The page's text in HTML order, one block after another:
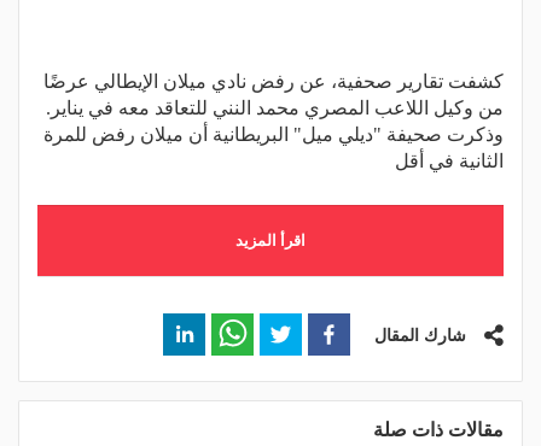
كشفت تقارير صحفية، عن رفض نادي ميلان الإيطالي عرضًا
من وكيل اللاعب المصري محمد النني للتعاقد معه في يناير.
وذكرت صحيفة "ديلي ميل" البريطانية أن ميلان رفض للمرة
الثانية في أقل
اقرأ المزيد
شارك المقال
مقالات ذات صلة